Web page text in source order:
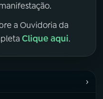
a Ouvidoria da
Clique aqui.
›